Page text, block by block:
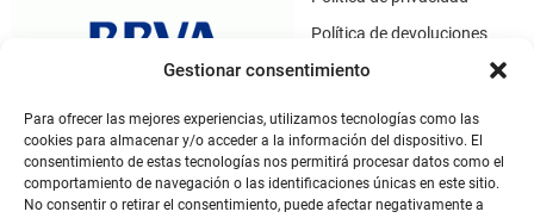
Gestionar consentimiento
Para ofrecer las mejores experiencias, utilizamos tecnologías como las
cookies para almacenar y/o acceder a la información del dispositivo. El
consentimiento de estas tecnologías nos permitirá procesar datos como el
comportamiento de navegación o las identificaciones únicas en este sitio.
No consentir o retirar el consentimiento, puede afectar negativamente a
Política de devoluciones
Política de cookies
Términos y condiciones
Aviso legal
Este sitio web utiliza SSL / TLS como medio de seguridad para el
cifrado de datos.